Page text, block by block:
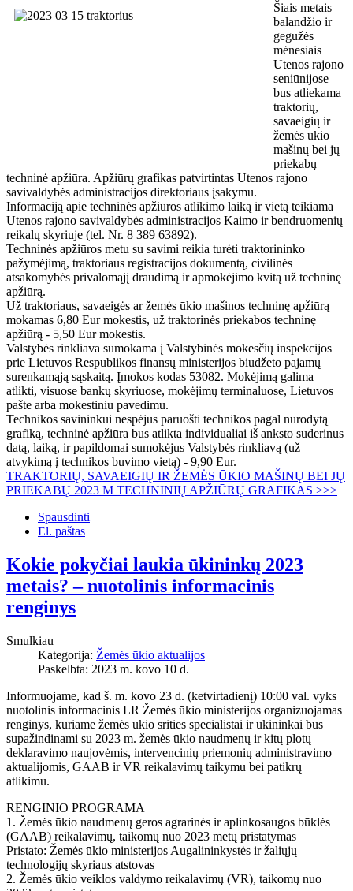
Šiais metais
balandžio ir
gegužės
mėnesiais
Utenos rajono
seniūnijose
bus atliekama
traktorių,
savaeigių ir
žemės ūkio
mašinų bei jų
priekabų
techninė apžiūra. Apžiūrų grafikas patvirtintas Utenos rajono
savivaldybės administracijos direktoriaus įsakymu.
Informaciją apie techninės apžiūros atlikimo laiką ir vietą teikiama
Utenos rajono savivaldybės administracijos Kaimo ir bendruomenių
reikalų skyriuje (tel. Nr. 8 389 63892).
Techninės apžiūros metu su savimi reikia turėti traktorininko
pažymėjimą, traktoriaus registracijos dokumentą, civilinės
atsakomybės privalomąjį draudimą ir apmokėjimo kvitą už techninę
apžiūrą.
Už traktoriaus, savaeigės ar žemės ūkio mašinos techninę apžiūrą
mokamas 6,80 Eur mokestis, už traktorinės priekabos techninę
apžiūrą - 5,50 Eur mokestis.
Valstybės rinkliava sumokama į Valstybinės mokesčių inspekcijos
prie Lietuvos Respublikos finansų ministerijos biudžeto pajamų
surenkamąją sąskaitą. Įmokos kodas 53082. Mokėjimą galima
atlikti, visuose bankų skyriuose, mokėjimų terminaluose, Lietuvos
pašte arba mokestiniu pavedimu.
Technikos savininkui nespėjus paruošti technikos pagal nurodytą
grafiką, techninė apžiūra bus atlikta individualiai iš anksto suderinus
datą, laiką, ir papildomai sumokėjus Valstybės rinkliavą (už
atvykimą į technikos buvimo vietą) - 9,90 Eur.
TRAKTORIŲ, SAVAEIGIŲ IR ŽEMĖS ŪKIO MAŠINŲ BEI JŲ
PRIEKABŲ 2023 M TECHNINIŲ APŽIŪRŲ GRAFIKAS >>>
Spausdinti
El. paštas
Kokie pokyčiai laukia ūkininkų 2023
metais? – nuotolinis informacinis
renginys
Smulkiau
Kategorija: Žemės ūkio aktualijos
Paskelbta: 2023 m. kovo 10 d.
Informuojame, kad š. m. kovo 23 d. (ketvirtadienį) 10:00 val. vyks
nuotolinis informacinis LR Žemės ūkio ministerijos organizuojamas
renginys, kuriame žemės ūkio srities specialistai ir ūkininkai bus
supažindinami su 2023 m. žemės ūkio naudmenų ir kitų plotų
deklaravimo naujovėmis, intervencinių priemonių administravimo
aktualijomis, GAAB ir VR reikalavimų taikymu bei patikrų
atlikimu.
RENGINIO PROGRAMA
1. Žemės ūkio naudmenų geros agrarinės ir aplinkosaugos būklės
(GAAB) reikalavimų, taikomų nuo 2023 metų pristatymas
Pristato: Žemės ūkio ministerijos Augalininkystės ir žaliųjų
technologijų skyriaus atstovas
2. Žemės ūkio veiklos valdymo reikalavimų (VR), taikomų nuo